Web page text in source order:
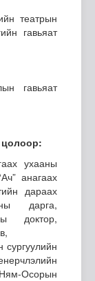
театрын
гавьяат
гавьяат
цолоор:
ухааны
анагаах
дараах
дарга,
доктор,
Осорын